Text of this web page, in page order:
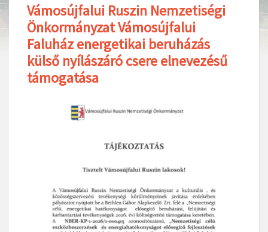
Vámosújfalui Ruszin Nemzetiségi
Önkormányzat Vámosújfalui
Faluház energetikai beruházás
külső nyílászáró csere elnevezésű
támogatása